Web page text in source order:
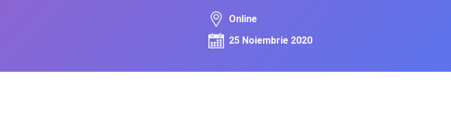
Online
25 Noiembrie 2020